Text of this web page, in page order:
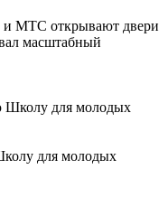
и МТС открывают двери
масштабный
для молодых